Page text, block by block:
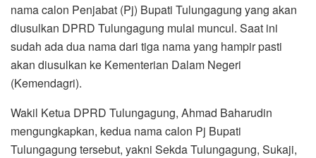
nama calon Penjabat (Pj) Bupati Tulungagung yang akan
diusulkan DPRD Tulungagung mulai muncul. Saat ini
sudah ada dua nama dari tiga nama yang hampir pasti
akan diusulkan ke Kementerian Dalam Negeri
(Kemendagri).
Wakil Ketua DPRD Tulungagung, Ahmad Baharudin
mengungkapkan, kedua nama calon Pj Bupati
Tulungagung tersebut, yakni Sekda Tulungagung, Sukaji,